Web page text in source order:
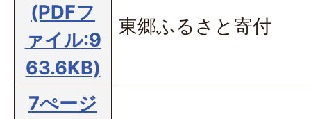
(PDFフ
ァイル:9
63.6KB)
東郷ふるさと寄付
7ぺージ